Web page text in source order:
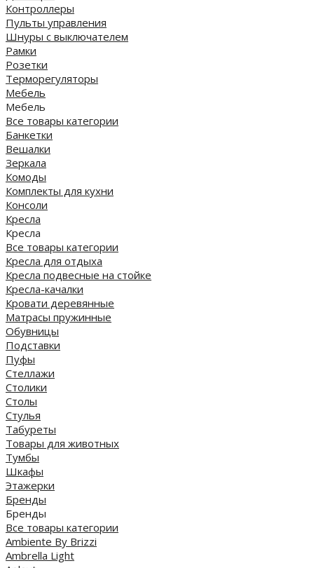
Контроллеры
Пульты управления
Шнуры с выключателем
Рамки
Розетки
Терморегуляторы
Мебель
Мебель
Все товары категории
Банкетки
Вешалки
Зеркала
Комоды
Комплекты для кухни
Консоли
Кресла
Кресла
Все товары категории
Кресла для отдыха
Кресла подвесные на стойке
Кресла-качалки
Кровати деревянные
Матрасы пружинные
Обувницы
Подставки
Пуфы
Стеллажи
Столики
Столы
Стулья
Табуреты
Товары для животных
Тумбы
Шкафы
Этажерки
Бренды
Бренды
Все товары категории
Ambiente By Brizzi
Ambrella Light